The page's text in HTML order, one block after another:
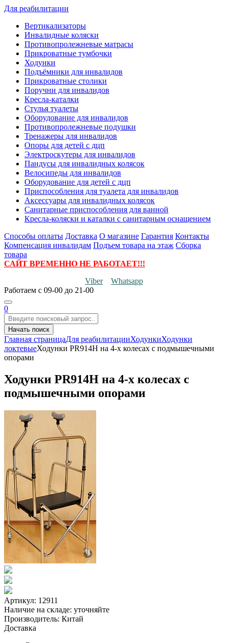
Для реабилитации
Вертикализаторы
Инвалидные коляски
Противопролежневые матрасы
Прикроватные тумбочки
Ходунки
Подъёмники для инвалидов
Прикроватные столики
Поручни для инвалидов
Кресла-каталки
Стулья туалеты
Оборудование для инвалидов
Противопролежневые подушки
Тренажеры для инвалидов
Опоры для детей с дцп
Электроскутеры для инвалидов
Пандусы для инвалидных колясок
Велосипеды для инвалидов
Оборудование для детей с дцп
Приспособления для туалета для инвалидов
Аксессуары для инвалидных колясок
Санитарные приспособления для ванной
Кресла-коляски и каталки с санитарным оснащением
Способы оплаты Доставка О магазине Гарантия Контакты
Компенсация инвалидам Подъем товара на этаж Сборка
товара
САЙТ ВРЕМЕННО НЕ РАБОТАЕТ!!!
Viber
Whatsapp
Работаем с 09-00 до 21-00
0
Начать поиск
Главная страницаДля реабилитацииХодункиХодунки
локтевыеХодунки PR914H на 4-х колесах с подмышечными
опорами
Ходунки PR914H на 4-х колесах с
подмышечными опорами
Артикул: 12911
Наличие на складе: уточняйте
Производитель: Китай
Доставка